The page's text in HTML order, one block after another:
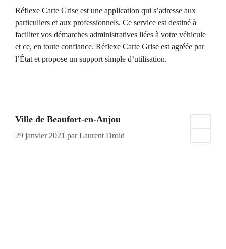
Réflexe Carte Grise est une application qui s’adresse aux
particuliers et aux professionnels. Ce service est destiné à
faciliter vos démarches administratives liées à votre véhicule
et ce, en toute confiance. Réflexe Carte Grise est agréée par
l’État et propose un support simple d’utilisation.
Ville de Beaufort-en-Anjou
29 janvier 2021 parLaurent Droid